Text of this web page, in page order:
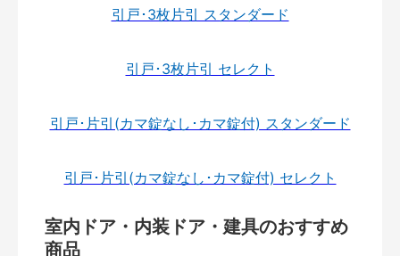
引戸･3枚片引 スタンダード
引戸･3枚片引 セレクト
引戸･片引(カマ錠なし･カマ錠付) スタンダード
引戸･片引(カマ錠なし･カマ錠付) セレクト
室内ドア・内装ドア・建具のおすすめ
商品